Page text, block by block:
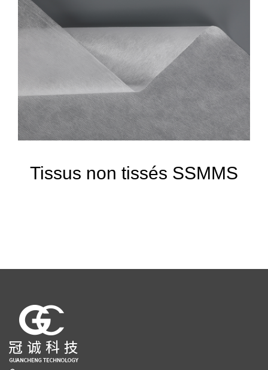
Tissus non tissés SSMMS